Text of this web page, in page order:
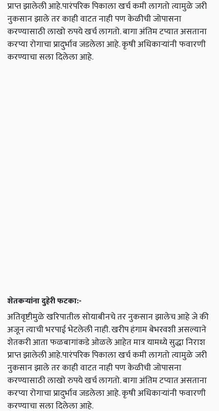
प्राप्त झालेली आहे.पारंपरिक पिकाला खर्च कमी लागतो त्यामुळे जरी
नुकसान झाले तर काही वाटत नाही पण केळीची जोपासना
करण्यासाठी लाखो रुपये खर्च लागतो. बागा अंतिम टप्यात असताना
करप्या रोगाचा प्रादुर्भाव जडलेला आहे. कृषी अधिकाऱ्यांनी फवारणी
करण्याचा सला दिलेला आहे.
शेतकऱ्यांना दुहेरी फटका:-
अतिवृष्टीमुळे खरिपातील सोयाबीनचे तर नुकसान झालेच आहे जे की
अजून त्याची भरपाई भेटलेली नाही. खरीप हंगाम बेभरवशी असल्याने
शेतकरी आता फळबागांकडे ओळले आहेत मात्र यामध्ये सुद्धा निराश
प्राप्त झालेली आहे.पारंपरिक पिकाला खर्च कमी लागतो त्यामुळे जरी
नुकसान झाले तर काही वाटत नाही पण केळीची जोपासना
करण्यासाठी लाखो रुपये खर्च लागतो. बागा अंतिम टप्यात असताना
करप्या रोगाचा प्रादुर्भाव जडलेला आहे. कृषी अधिकाऱ्यांनी फवारणी
करण्याचा सला दिलेला आहे.